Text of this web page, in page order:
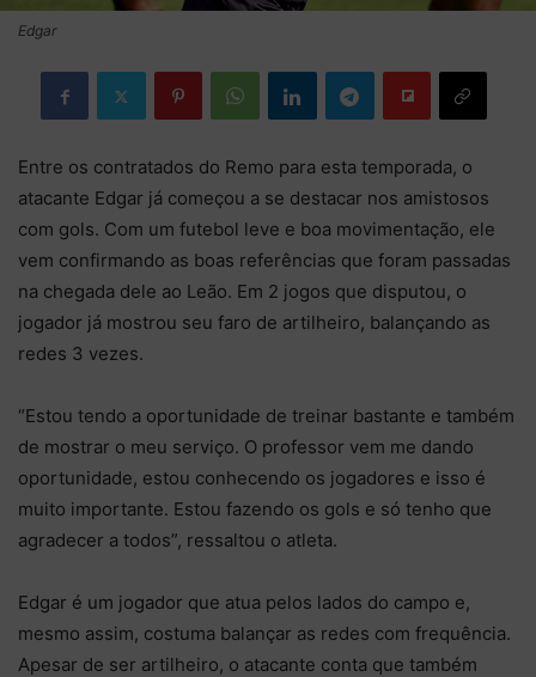
Edgar
Entre os contratados do Remo para esta temporada, o
atacante Edgar já começou a se destacar nos amistosos
com gols. Com um futebol leve e boa movimentação, ele
vem confirmando as boas referências que foram passadas
na chegada dele ao Leão. Em 2 jogos que disputou, o
jogador já mostrou seu faro de artilheiro, balançando as
redes 3 vezes.
“Estou tendo a oportunidade de treinar bastante e também
de mostrar o meu serviço. O professor vem me dando
oportunidade, estou conhecendo os jogadores e isso é
muito importante. Estou fazendo os gols e só tenho que
agradecer a todos”, ressaltou o atleta.
Edgar é um jogador que atua pelos lados do campo e,
mesmo assim, costuma balançar as redes com frequência.
Apesar de ser artilheiro, o atacante conta que também